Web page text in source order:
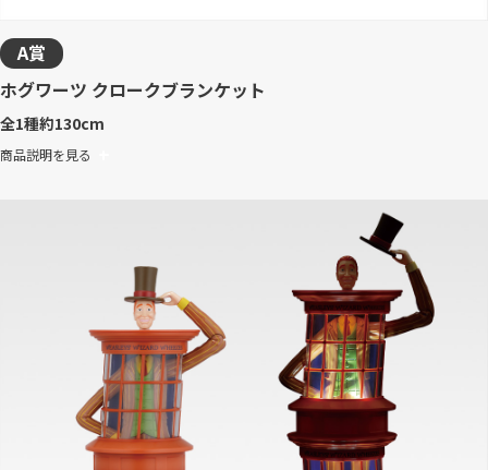
A賞
ホグワーツ クロークブランケット
全1種約130cm
商品説明を見る